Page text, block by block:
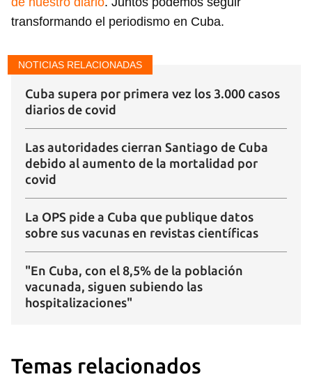
transformando el periodismo en Cuba.
NOTICIAS RELACIONADAS
Cuba supera por primera vez los 3.000 casos
diarios de covid
Las autoridades cierran Santiago de Cuba
debido al aumento de la mortalidad por
covid
La OPS pide a Cuba que publique datos
sobre sus vacunas en revistas científicas
"En Cuba, con el 8,5% de la población
vacunada, siguen subiendo las
hospitalizaciones"
Temas relacionados